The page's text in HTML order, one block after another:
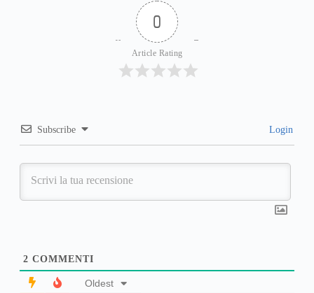
0
Article Rating
Subscribe Login
2 COMMENTI
Oldest